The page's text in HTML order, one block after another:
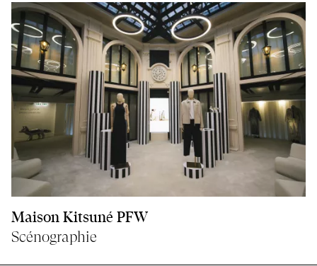
Maison Kitsuné PFW
Scénographie